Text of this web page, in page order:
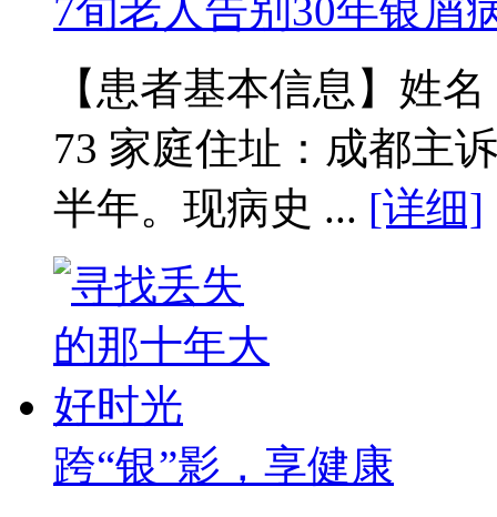
7旬老人告别30年银屑
【患者基本信息】姓
73 家庭住址：成都主
半年。现病史 ... [详细]
跨“银”影，享健康